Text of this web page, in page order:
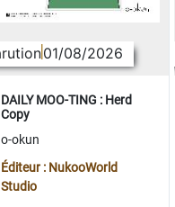
01/08/2026
DAILY MOO-TING : Herd
Copy
o-okun
Éditeur : NukooWorld
Studio